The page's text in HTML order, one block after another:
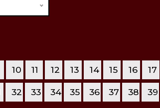
10 11 12 13 14 15 16 17
32 33 34 35 36 37 38 39